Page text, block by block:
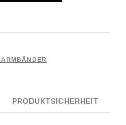
PRODUKTSICHERHEIT